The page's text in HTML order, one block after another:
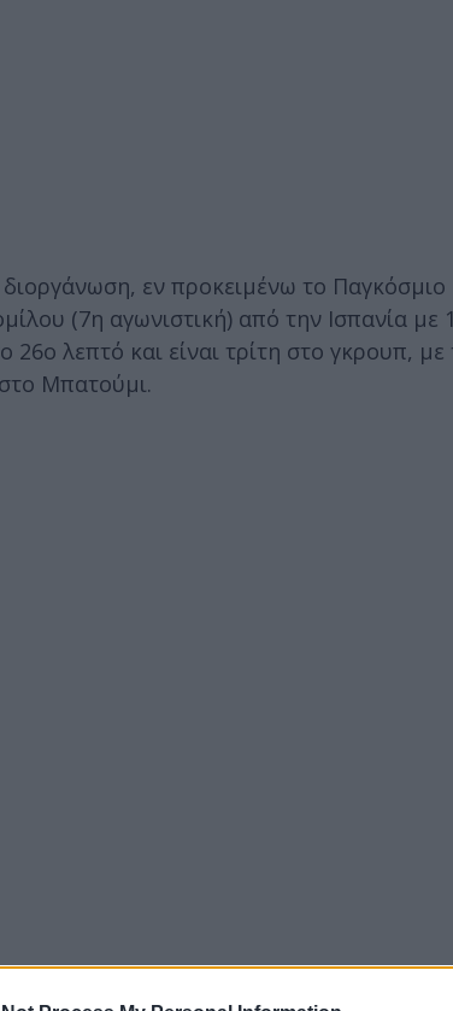
εν προκειμένω το
(7η αγωνιστική) από την Ισπανία
λεπτό και είναι τρίτη στο γκρουπ,
Μπατούμι.